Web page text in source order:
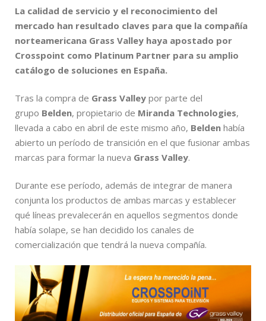
La calidad de servicio y el reconocimiento del
mercado han resultado claves para que la compañía
norteamericana Grass Valley haya apostado por
Crosspoint como Platinum Partner para su amplio
catálogo de soluciones en España.
Tras la compra de Grass Valley por parte del
grupo Belden, propietario de Miranda Technologies,
llevada a cabo en abril de este mismo año, Belden había
abierto un período de transición en el que fusionar ambas
marcas para formar la nueva Grass Valley.
Durante ese período, además de integrar de manera
conjunta los productos de ambas marcas y establecer
qué líneas prevalecerán en aquellos segmentos donde
había solape, se han decidido los canales de
comercialización que tendrá la nueva compañía.